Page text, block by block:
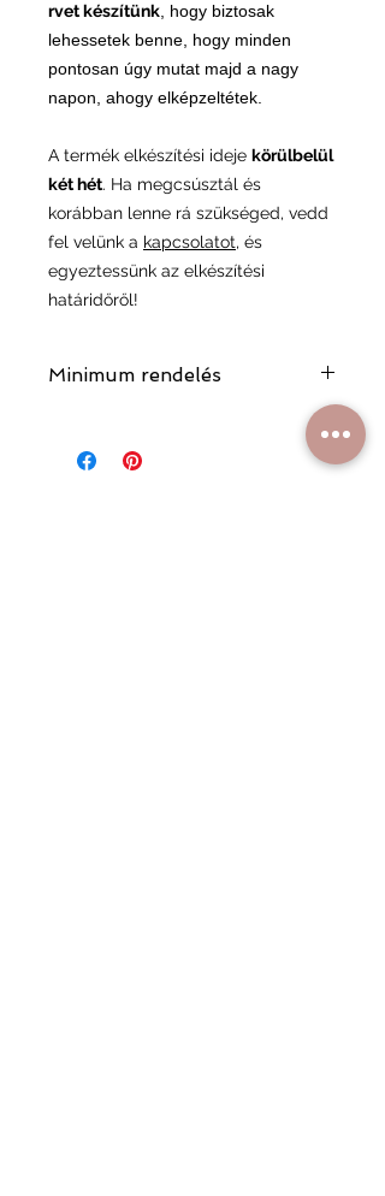
rvet készítünk, hogy biztosak
lehessetek benne, hogy minden
pontosan úgy mutat majd a nagy
napon, ahogy elképzeltétek.
A termék elkészítési ideje körülbelül
két hét. Ha megcsúsztál és
korábban lenne rá szükséged, vedd
fel velünk a kapcsolatot, és
egyeztessünk az elkészítési
határidőről!
Minimum rendelés
A minimum rendelési összeg 17 000
fenntarthassuk a minőségi